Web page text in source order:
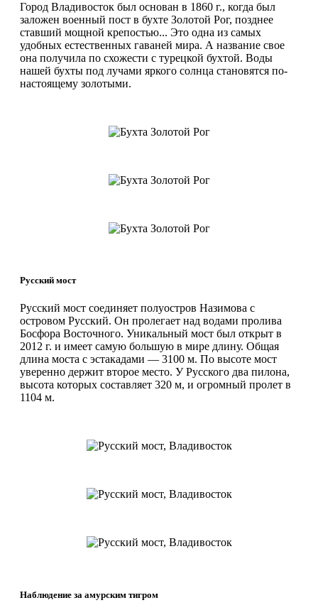
Город Владивосток был основан в 1860 г., когда был
заложен военный пост в бухте Золотой Рог, позднее
ставший мощной крепостью... Это одна из самых
удобных естественных гаваней мира. А название свое
она получила по схожести с турецкой бухтой. Воды
нашей бухты под лучами яркого солнца становятся по-
настоящему золотыми.
Русский мост
Русский мост соединяет полуостров Назимова с
островом Русский. Он пролегает над водами пролива
Босфора Восточного. Уникальный мост был открыт в
2012 г. и имеет самую большую в мире длину. Общая
длина моста с эстакадами — 3100 м. По высоте мост
уверенно держит второе место. У Русского два пилона,
высота которых составляет 320 м, и огромный пролет в
1104 м.
Наблюдение за амурским тигром